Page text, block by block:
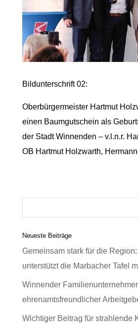
Bildunterschrift 02:
Oberbürgermeister Hartmut
einen Baumgutschein als
der Stadt Winnenden – v.l.n.r.
OB Hartmut Holzwarth,
Neueste Beiträge
Gemeinsam stark für die
unterstützt die Marbacher Tafel
Winnender
ehrenamtsfreundlicher
Wichtiger Beitrag für strahlende